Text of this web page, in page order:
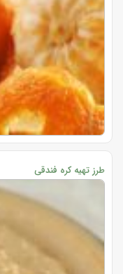
طرز تهیه کره فندقی